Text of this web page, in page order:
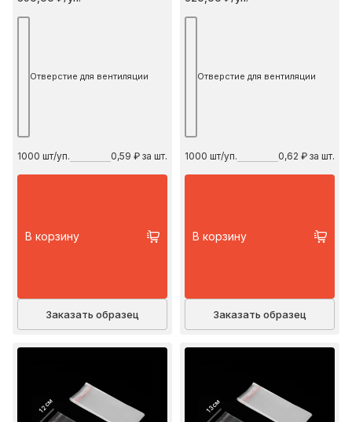
Отверстие для вентиляции
1000 шт/уп. 0,59 ₽ за шт.
В корзину
Заказать образец
Отверстие для вентиляции
1000 шт/уп. 0,62 ₽ за шт.
В корзину
Заказать образец
12 см 13 см